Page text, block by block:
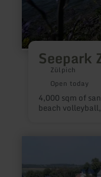
Seepark
Zülpich
Open today
4,000 sqm of
beach
Eisenbahnersiedlung